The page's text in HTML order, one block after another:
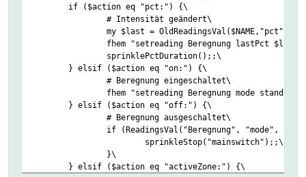
if ($action eq "pct:") {\
# Intensität geändert\
my $last =
fhem "setreading Beregnung lastPct
sprinklePctDuration();;\
} elsif ($action eq "on:") {\
# Beregnung eingeschaltet\
fhem "setreading Beregnung mode
} elsif ($action eq "off:") {\
# Beregnung ausgeschaltet\
if (ReadingsVal("Beregnung", "mode",
sprinkleStop("mainswitch");;\
}\
} elsif ($action eq "activeZone:") {\